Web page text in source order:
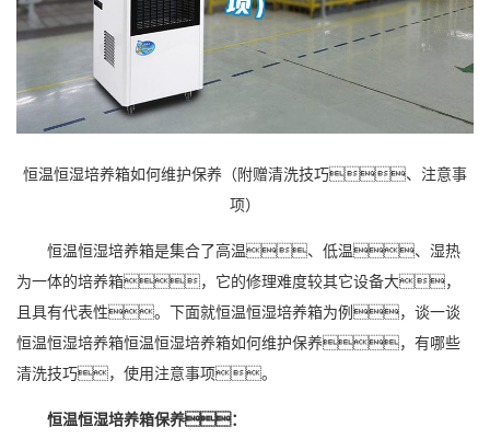
恒温恒湿培养箱如何维护保养（附赠清洗技巧、注意事
项）
恒温恒湿培养箱是集合了高温、低温、湿热
为一体的培养箱，它的修理难度较其它设备大，
且具有代表性。下面就恒温恒湿培养箱为例，谈一谈
恒温恒湿培养箱恒温恒湿培养箱如何维护保养，有哪些
清洗技巧，使用注意事项。
恒温恒湿培养箱保养：